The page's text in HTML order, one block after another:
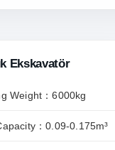
Ekskavatör
Weight：6000kg
：0.09-0.175m³